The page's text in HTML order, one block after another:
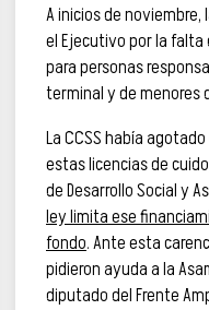
A inicios de
el Ejecutivo por la
para personas
terminal y de menores
La CCSS había
estas licencias de
de Desarrollo Social y
ley limita ese
fondo. Ante esta
pidieron ayuda a la
diputado del Frente